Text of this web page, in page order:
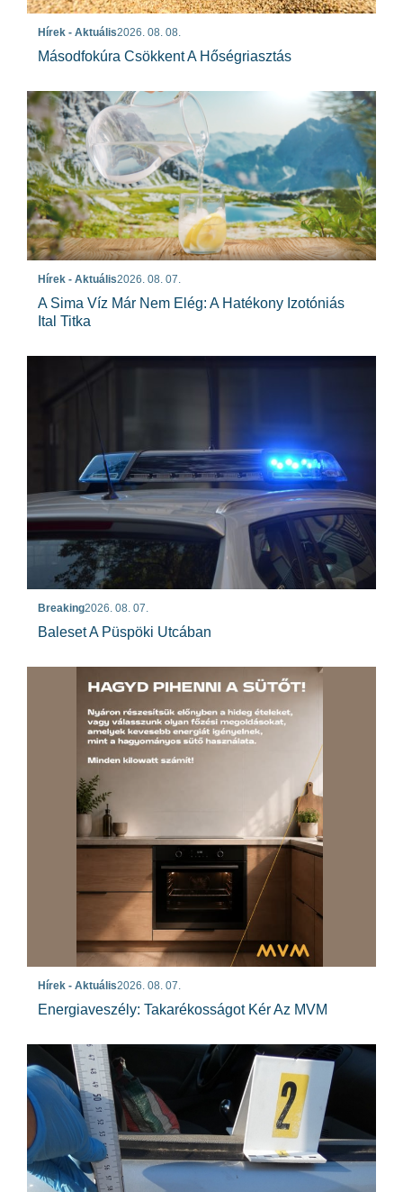
Hírek - Aktuális2026. 08. 08.
Másodfokúra Csökkent A Hőségriasztás
Hírek - Aktuális2026. 08. 07.
A Sima Víz Már Nem Elég: A Hatékony Izotóniás
Ital Titka
Breaking2026. 08. 07.
Baleset A Püspöki Utcában
Hírek - Aktuális2026. 08. 07.
Energiaveszély: Takarékosságot Kér Az MVM